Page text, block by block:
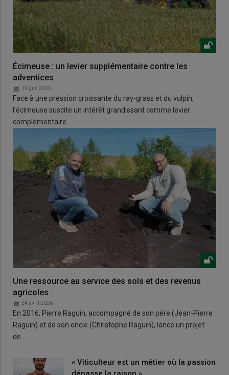
Écimeuse : un levier supplémentaire contre les
adventices
19 juin 2026
Face à une pression croissante du ray-grass et du vulpin,
l’écimeuse suscite un intérêt grandissant comme levier
complémentaire…
Une ressource au service des sols et des revenus
agricoles
24 avril 2026
En 2016, Pierre Raguin, accompagné de son père (Jean-Pierre
Raguin) et de son oncle (Christophe Raguin), lance un projet
de…
« Viticulteur est un métier où la passion